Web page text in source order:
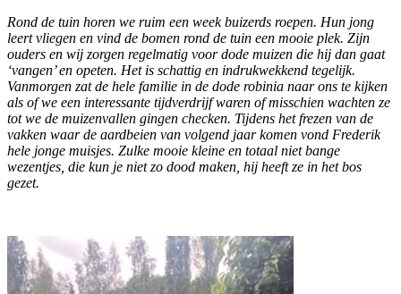
Rond de tuin horen we ruim een week buizerds roepen. Hun jong
leert vliegen en vind de bomen rond de tuin een mooie plek. Zijn
ouders en wij zorgen regelmatig voor dode muizen die hij dan gaat
‘vangen’ en opeten. Het is schattig en indrukwekkend tegelijk.
Vanmorgen zat de hele familie in de dode robinia naar ons te kijken
als of we een interessante tijdverdrijf waren of misschien wachten ze
tot we de muizenvallen gingen checken. Tijdens het frezen van de
vakken waar de aardbeien van volgend jaar komen vond Frederik
hele jonge muisjes. Zulke mooie kleine en totaal niet bange
wezentjes, die kun je niet zo dood maken, hij heeft ze in het bos
gezet.